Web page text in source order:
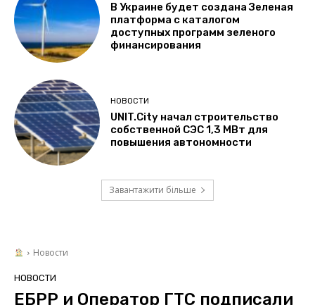
В Украине будет создана Зеленая
платформа с каталогом
доступных программ зеленого
финансирования
НОВОСТИ
UNIT.City начал строительство
собственной СЭС 1,3 МВт для
повышения автономности
Завантажити більше